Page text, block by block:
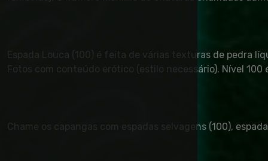
Espada Louca (100) é feita de várias texturas de pedra
Fotos com conteúdo erótico (estilo necessário). Nível
Chame os capangas com espadas selvagens (100),